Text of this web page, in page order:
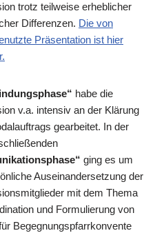
trotz teilweise erheblicher
Differenzen. Die von
Präsentation ist hier
habe die
v.a. intensiv an der Klärung
gearbeitet. In der
ging es um
Auseinandersetzung der
mit dem Thema
und Formulierung von
Begegnungspfarrkonvente